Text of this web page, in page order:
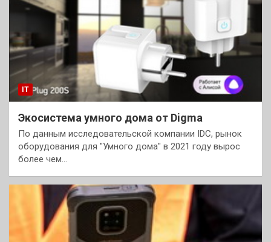
IT
Экосистема умного дома от Digma
По данным исследовательской компании IDC, рынок
оборудования для "Умного дома" в 2021 году вырос
более чем…